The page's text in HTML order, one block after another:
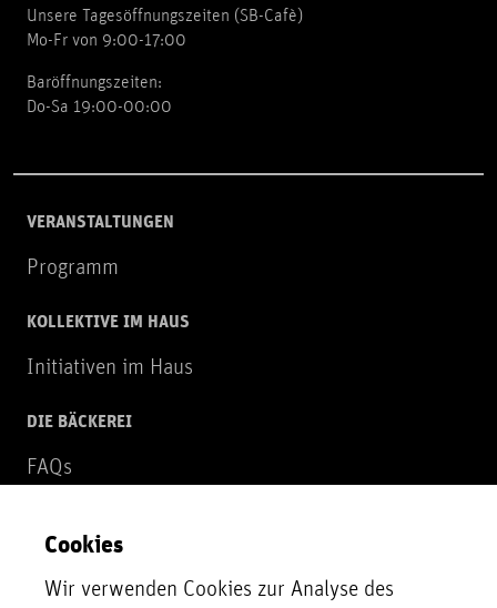
Unsere Tagesöffnungszeiten (SB-Cafè)
Mo-Fr von 9:00-17:00
Baröffnungszeiten:
Do-Sa 19:00-00:00
VERANSTALTUNGEN
Programm
KOLLEKTIVE IM HAUS
Initiativen im Haus
DIE BÄCKEREI
FAQs
NEWSLETTER
Zur Newsletter Anmeldung
Cookies
Wir verwenden Cookies zur Analyse des